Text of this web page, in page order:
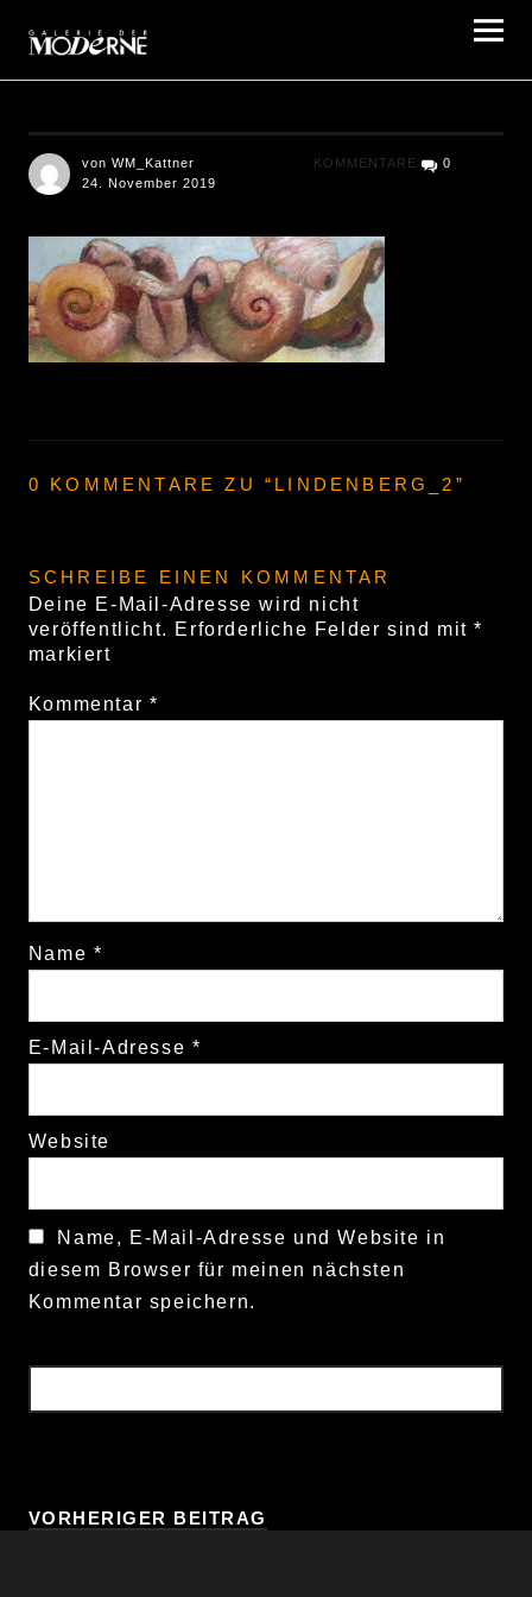
von WM_Kattner
24. November 2019
KOMMENTARE 0
0 KOMMENTARE ZU “ LINDENBERG_2 ”
SCHREIBE EINEN KOMMENTAR
Deine E-Mail-Adresse wird nicht
veröffentlicht. Erforderliche Felder sind mit*
markiert
Kommentar *
Name *
E-Mail-Adresse *
Website
Name, E-Mail-Adresse und Website in
diesem Browser für meinen nächsten
Kommentar speichern.
VORHERIGER BEITRAG